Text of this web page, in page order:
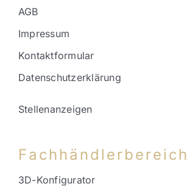
AGB
Impressum
Kontaktformular
Datenschutzerklärung
Stellenanzeigen
Fachhändlerbereich
3D-Konfigurator